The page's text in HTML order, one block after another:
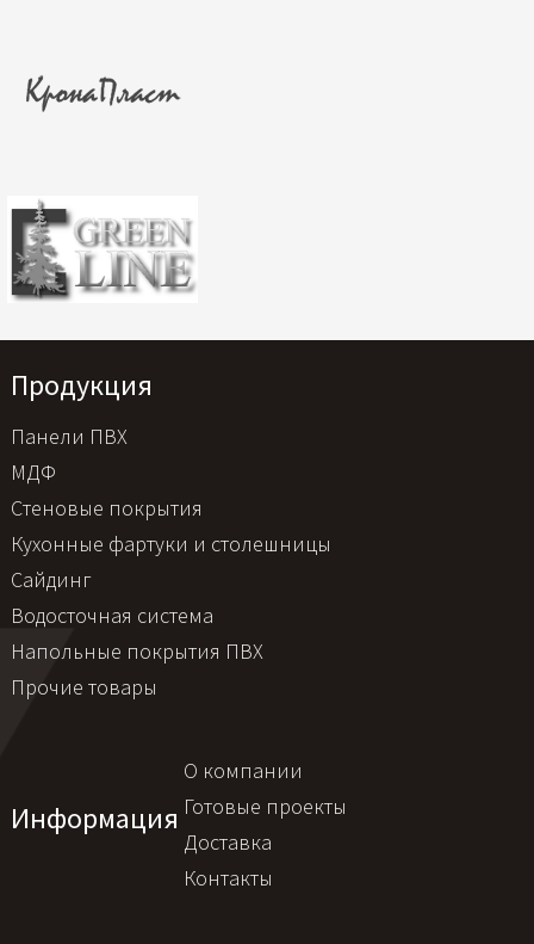
Продукция
Панели ПВХ
МДФ
Стеновые покрытия
Кухонные фартуки и столешницы
Сайдинг
Водосточная система
Напольные покрытия ПВХ
Прочие товары
Информация
О компании
Готовые проекты
Доставка
Контакты